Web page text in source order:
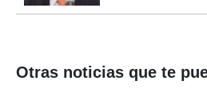
Otras noticias que te